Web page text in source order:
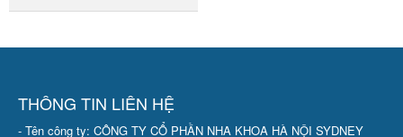
THÔNG TIN LIÊN HỆ
- Tên công ty: CÔNG TY CỔ PHẦN NHA KHOA HÀ NỘI SYDNEY